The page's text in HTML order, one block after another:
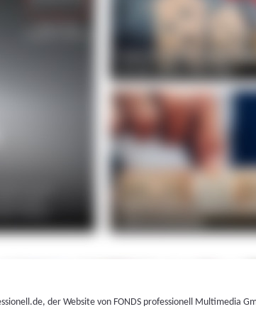
der Website von FONDS professionell Multimedia